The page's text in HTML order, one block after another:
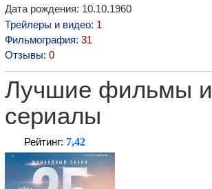
Дата рождения: 10.10.1960
Трейлеры и видео: 1
Фильмография: 31
Отзывы: 0
Лучшие фильмы и
сериалы
Рейтинг: 7,42